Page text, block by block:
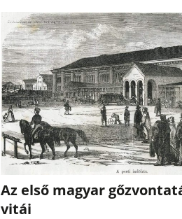
Az első magyar
vitái